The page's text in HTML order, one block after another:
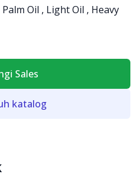
Oil , Light Oil , Heavy
Sales
katalog